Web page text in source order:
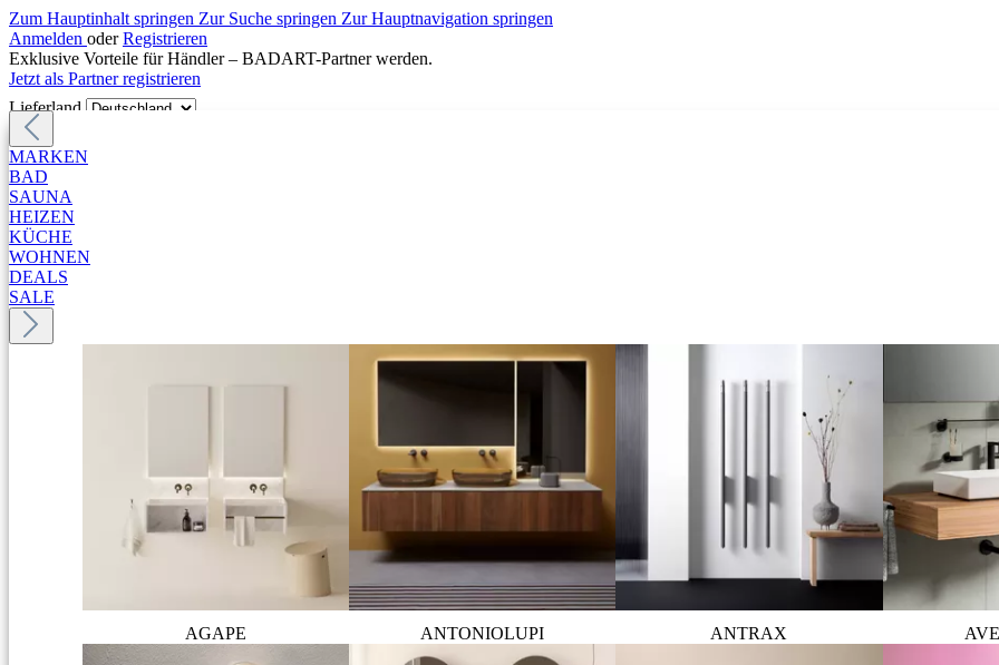
Zum Hauptinhalt springen Zur Suche springen Zur Hauptnavigation springen
Anmelden oder Registrieren
Exklusive Vorteile für Händler – BADART-Partner werden.
Jetzt als Partner registrieren
Lieferland
MARKEN
BAD
SAUNA
HEIZEN
KÜCHE
WOHNEN
DEALS
SALE
AGAPE ANTONIOLUPI ANTRAX